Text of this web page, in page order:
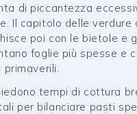
di piccantezza
Il capitolo delle verdure
poi con le bietole e
foglie più spesse e
tempi di cottura
per bilanciare pasti